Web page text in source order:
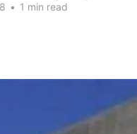
• 1 min read